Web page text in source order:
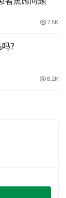
7.8K
？
8.2K